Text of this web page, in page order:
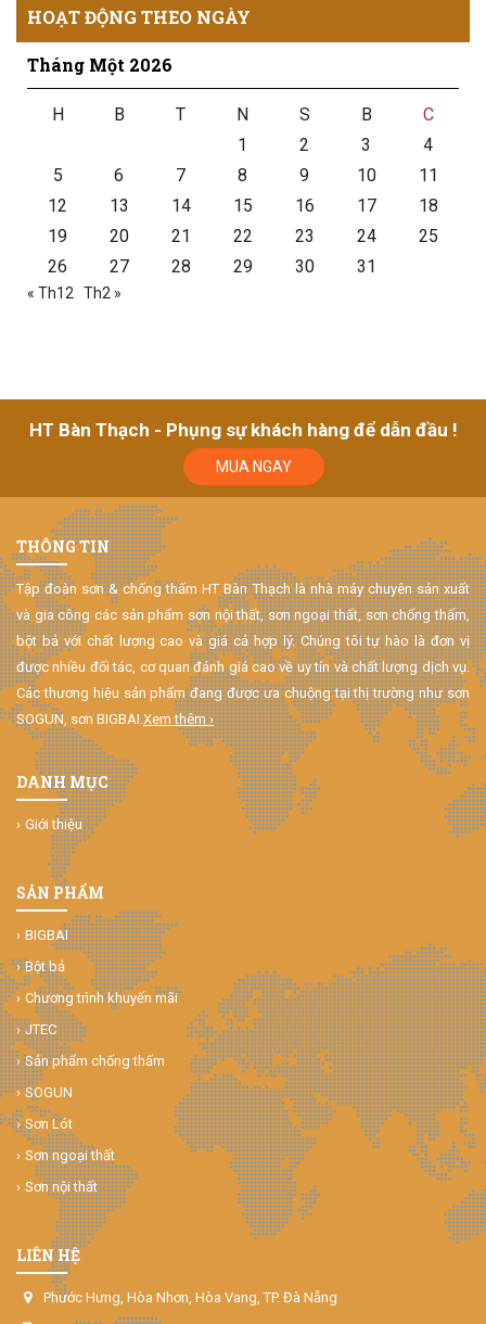
HOẠT ĐỘNG THEO NGÀY
Tháng Một 2026
H B T N S B
C
1
2 3
4
5
6 7 8 9 10
11
12
13 14 15 16 17
18
19
20 21 22 23 24
25
26
27 28 29 30 31
« Th12 Th2 »
HT Bàn Thạch - Phụng sự khách hàng để dẫn đầu !
MUA NGAY
THÔNG TIN
Tập đoàn sơn & chống thấm HT Bàn Thạch là nhà máy chuyên sản xuất
và gia công các sản phẩm sơn nội thất, sơn ngoại thất, sơn chống thấm,
bột bả với chất lượng cao và giá cả hợp lý. Chúng tôi tự hào là đơn vị
được nhiều đối tác, cơ quan đánh giá cao về uy tín và chất lượng dịch vụ.
Các thương hiệu sản phẩm đang được ưa chuộng tại thị trường như sơn
SOGUN, sơn BIGBAI.Xem thêm ›
DANH MỤC
Giới thiệu
SẢN PHẨM
BIGBAI
Bột bả
Chương trình khuyến mãi
JTEC
Sản phẩm chống thấm
SOGUN
Sơn Lót
Sơn ngoại thất
Sơn nội thất
LIÊN HỆ
Phước Hưng, Hòa Nhơn, Hòa Vang, TP. Đà Nẵng